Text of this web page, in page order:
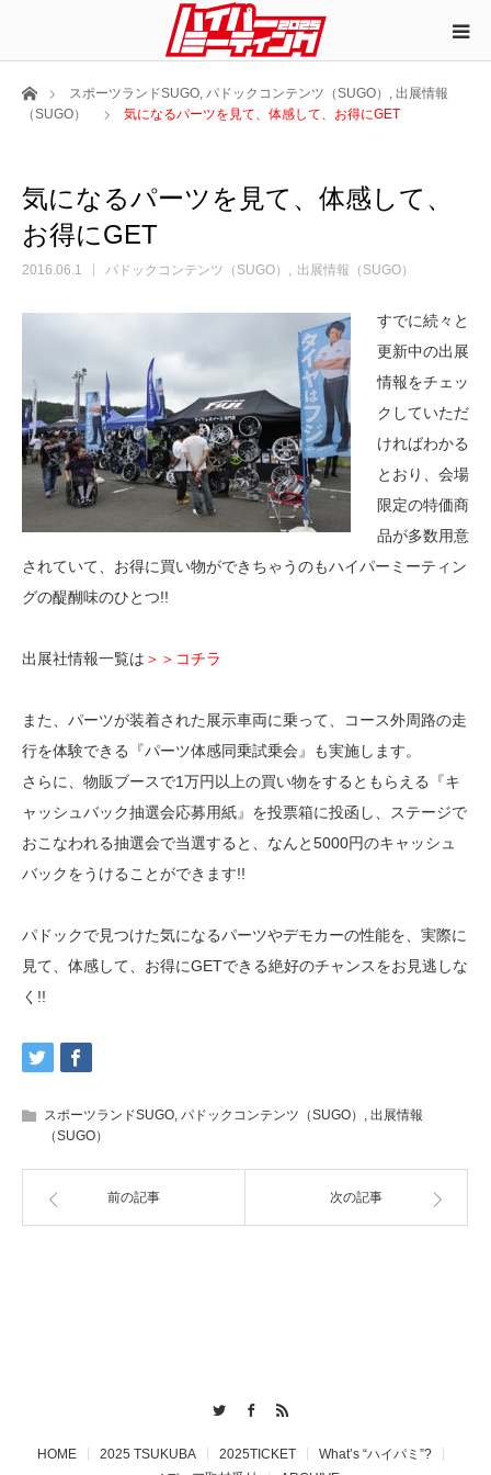
ホームスポーツランドSUGO, パドックコンテンツ（SUGO） , 出展情報
（SUGO）
気になるパーツを見て、体感して、お得にGET
気になるパーツを見て、体感して、
お得にGET
2016.06.1 パドックコンテンツ（SUGO） 出展情報（SUGO）
すでに続々と
更新中の出展
情報をチェッ
クしていただ
ければわかる
とおり、会場
限定の特価商
品が多数用意
されていて、お得に買い物ができちゃうのもハイパーミーティン
グの醍醐味のひとつ!!
出展社情報一覧は ＞＞コチラ
また、パーツが装着された展示車両に乗って、コース外周路の走
行を体験できる『パーツ体感同乗試乗会』も実施します。
さらに、物販ブースで1万円以上の買い物をするともらえる『キ
ャッシュバック抽選会応募用紙』を投票箱に投函し、ステージで
おこなわれる抽選会で当選すると、なんと5000円のキャッシュ
バックをうけることができます!!
パドックで見つけた気になるパーツやデモカーの性能を、実際に
見て、体感して、お得にGETできる絶好のチャンスをお見逃しな
く!!
スポーツランドSUGO, パドックコンテンツ（SUGO） , 出展情報
（SUGO）
前の記事 次の記事
HOME 2025 TSUKUBA 2025TICKET
What’s “ハイパミ”?